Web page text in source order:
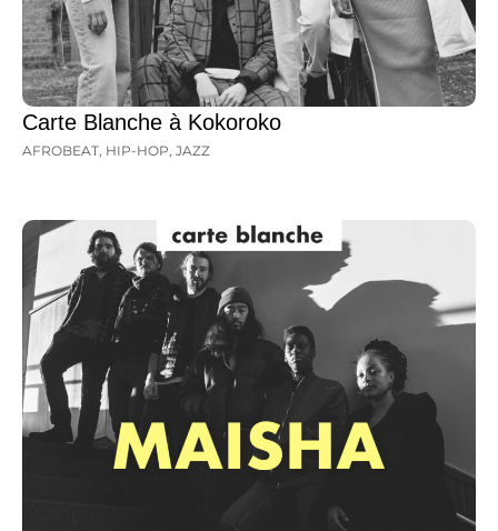
Carte Blanche à Kokoroko
AFROBEAT, HIP-HOP, JAZZ